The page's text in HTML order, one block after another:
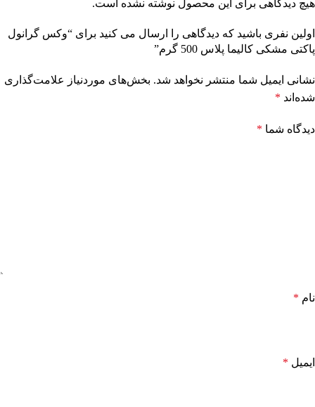
هیچ دیدگاهی برای این محصول نوشته نشده است.
اولین نفری باشید که دیدگاهی را ارسال می کنید برای “وکس گرانول
پاکتی مشکی کالیما پلاس 500 گرم”
نشانی ایمیل شما منتشر نخواهد شد. بخش‌های موردنیاز علامت‌گذاری
شده‌اند *
دیدگاه شما *
نام *
ایمیل *